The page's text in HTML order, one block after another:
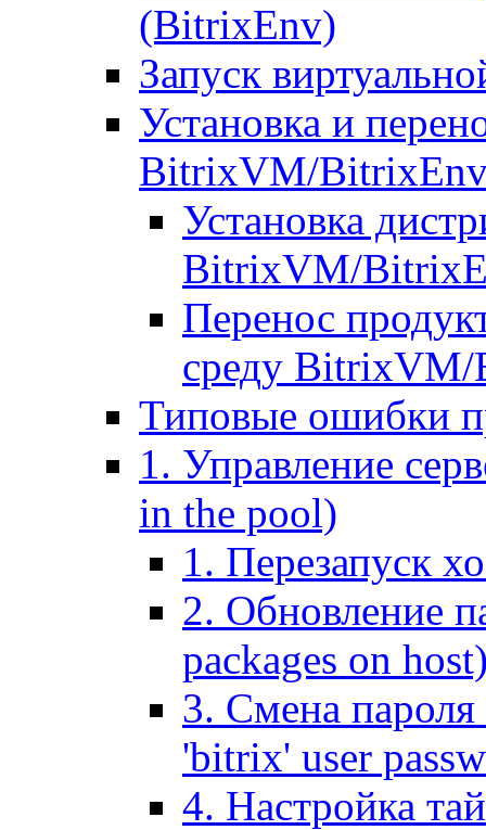
(BitrixEnv)
Запуск
Установка и
BitrixVM/
Установка
BitrixVM/
Перенос
среду
Типовые ошибки
1. Управление
in the pool)
1. Перезапуск
2. Обновление
packages on
3. Смена пароля
'bitrix' user
4. Настройка